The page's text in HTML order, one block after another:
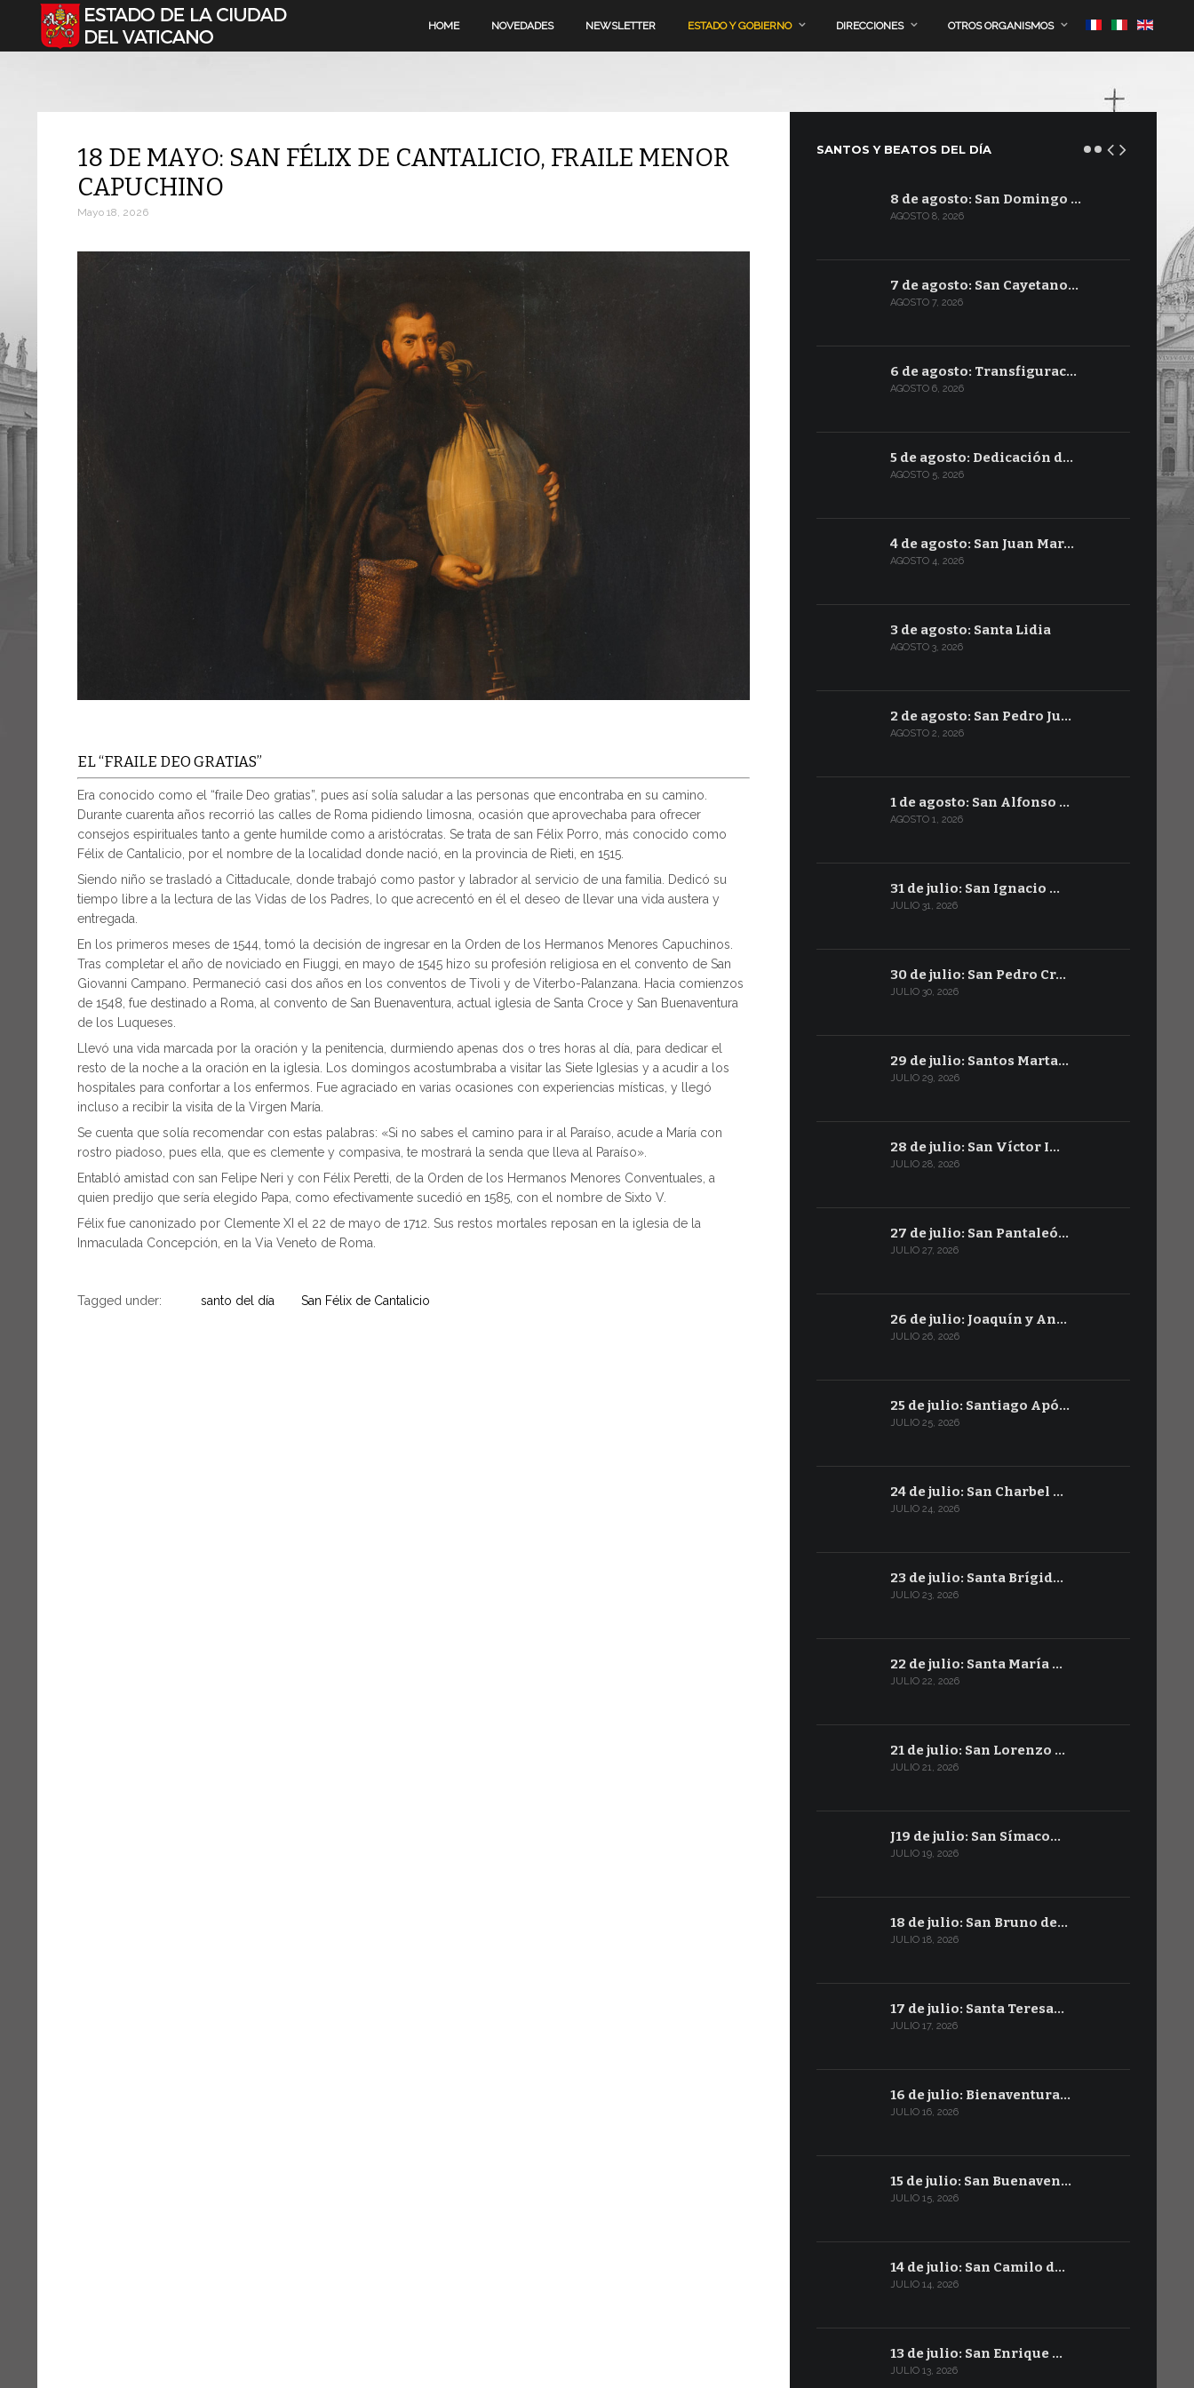
Seleccione su idioma HOME NOVEDADES NEWSLETTER ESTADO Y GOBIERNO DIRECCIONES OTROS ORGANISMOS
18 DE MAYO: SAN FÉLIX DE CANTALICIO, FRAILE MENOR
CAPUCHINO
Mayo 18, 2026
EL “FRAILE DEO GRATIAS”
Era conocido como el “fraile Deo gratias”, pues así solía saludar a las personas que encontraba en su camino.
Durante cuarenta años recorrió las calles de Roma pidiendo limosna, ocasión que aprovechaba para ofrecer
consejos espirituales tanto a gente humilde como a aristócratas. Se trata de san Félix Porro, más conocido como
Félix de Cantalicio, por el nombre de la localidad donde nació, en la provincia de Rieti, en 1515.
Siendo niño se trasladó a Cittaducale, donde trabajó como pastor y labrador al servicio de una familia. Dedicó su
tiempo libre a la lectura de las Vidas de los Padres, lo que acrecentó en él el deseo de llevar una vida austera y
entregada.
En los primeros meses de 1544, tomó la decisión de ingresar en la Orden de los Hermanos Menores Capuchinos.
Tras completar el año de noviciado en Fiuggi, en mayo de 1545 hizo su profesión religiosa en el convento de San
Giovanni Campano. Permaneció casi dos años en los conventos de Tivoli y de Viterbo-Palanzana. Hacia comienzos
de 1548, fue destinado a Roma, al convento de San Buenaventura, actual iglesia de Santa Croce y San Buenaventura
de los Luqueses.
Llevó una vida marcada por la oración y la penitencia, durmiendo apenas dos o tres horas al día, para dedicar el
resto de la noche a la oración en la iglesia. Los domingos acostumbraba a visitar las Siete Iglesias y a acudir a los
hospitales para confortar a los enfermos. Fue agraciado en varias ocasiones con experiencias místicas, y llegó
incluso a recibir la visita de la Virgen María.
Se cuenta que solía recomendar con estas palabras: «Si no sabes el camino para ir al Paraíso, acude a María con
rostro piadoso, pues ella, que es clemente y compasiva, te mostrará la senda que lleva al Paraíso».
Entabló amistad con san Felipe Neri y con Félix Peretti, de la Orden de los Hermanos Menores Conventuales, a
quien predijo que sería elegido Papa, como efectivamente sucedió en 1585, con el nombre de Sixto V.
Félix fue canonizado por Clemente XI el 22 de mayo de 1712. Sus restos mortales reposan en la iglesia de la
Inmaculada Concepción, en la Via Veneto de Roma.
Tagged under: santo del día San Félix de Cantalicio
SANTOS Y BEATOS DEL DÍA
8 de agosto: San Domingo …
AGOSTO 8, 2026
7 de agosto: San Cayetano…
AGOSTO 7, 2026
6 de agosto: Transfigurac…
AGOSTO 6, 2026
5 de agosto: Dedicación d…
AGOSTO 5, 2026
4 de agosto: San Juan Mar…
AGOSTO 4, 2026
3 de agosto: Santa Lidia
AGOSTO 3, 2026
2 de agosto: San Pedro Ju…
AGOSTO 2, 2026
1 de agosto: San Alfonso …
AGOSTO 1, 2026
31 de julio: San Ignacio …
JULIO 31, 2026
30 de julio: San Pedro Cr…
JULIO 30, 2026
29 de julio: Santos Marta…
JULIO 29, 2026
28 de julio: San Víctor I…
JULIO 28, 2026
27 de julio: San Pantaleó…
JULIO 27, 2026
26 de julio: Joaquín y An…
JULIO 26, 2026
25 de julio: Santiago Apó…
JULIO 25, 2026
24 de julio: San Charbel …
JULIO 24, 2026
23 de julio: Santa Brígid…
JULIO 23, 2026
22 de julio: Santa María …
JULIO 22, 2026
21 de julio: San Lorenzo …
JULIO 21, 2026
J19 de julio: San Símaco…
JULIO 19, 2026
18 de julio: San Bruno de…
JULIO 18, 2026
17 de julio: Santa Teresa…
JULIO 17, 2026
16 de julio: Bienaventura…
JULIO 16, 2026
15 de julio: San Buenaven…
JULIO 15, 2026
14 de julio: San Camilo d…
JULIO 14, 2026
13 de julio: San Enrique …
JULIO 13, 2026